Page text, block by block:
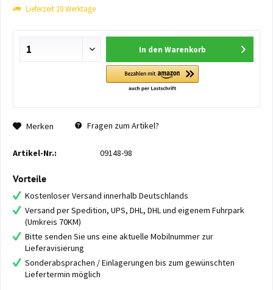
Lieferzeit 10 Werktage
In den Warenkorb
Merken Fragen zum Artikel?
Artikel-Nr.: 09148-98
Vorteile
Kostenloser Versand innerhalb Deutschlands
Versand per Spedition, UPS, DHL, DHL und eigenem Fuhrpark
(Umkreis 70KM)
Bitte senden Sie uns eine aktuelle Mobilnummer zur
Lieferavisierung
Sonderabsprachen / Einlagerungen bis zum gewünschten
Liefertermin möglich